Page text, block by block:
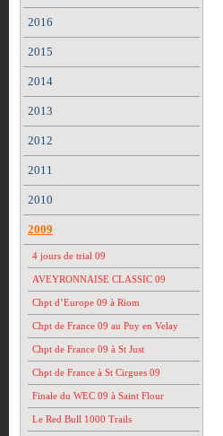
2016
2015
2014
2013
2012
2011
2010
2009
4 jours de trial 09
AVEYRONNAISE CLASSIC 09
Chpt d’Europe 09 à Riom
Chpt de France 09 au Puy en Velay
Chpt de France 09 à St Just
Chpt de France à St Cirgues 09
Finale du WEC 09 à Saint Flour
Le Red Bull 1000 Trails